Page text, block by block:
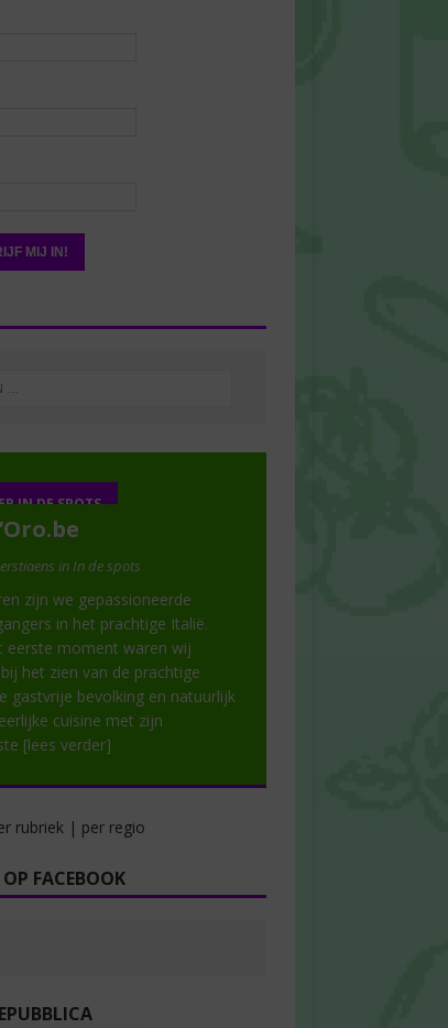
IN DE SPOTS
in In de spots
zijn we gepassioneerde
in het prachtige Italië.
eerste moment waren wij
het zien van de prachtige
gastvrije bevolking en natuurlijk
cuisine met zijn
[lees verder]
rubriek | per regio
FACEBOOK